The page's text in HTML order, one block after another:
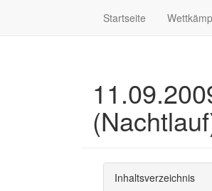
Startseite
Inhaltsverzeichnis